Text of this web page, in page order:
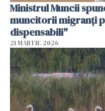
Ministrul Muncii
muncitorii migranți
dispensabili"
21 MARTIE 2026